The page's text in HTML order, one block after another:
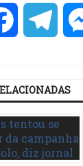
Facebook